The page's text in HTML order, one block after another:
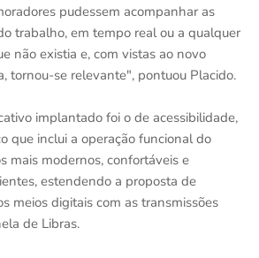
pudessem acompanhar as
trabalho, em tempo real ou a qualquer
não existia e, com vistas ao novo
tornou-se relevante", pontuou Placido.
implantado foi o de acessibilidade,
que inclui a operação funcional do
mais modernos, confortáveis e
estendendo a proposta de
meios digitais com as transmissões
de Libras.